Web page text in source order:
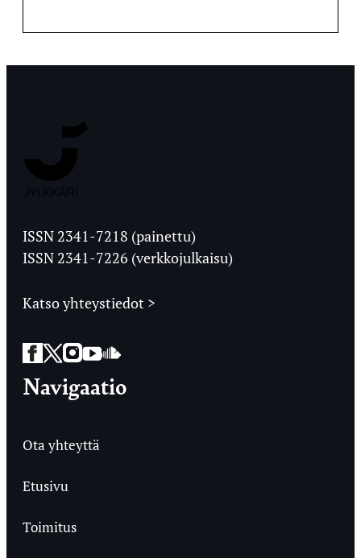
Ylioppilaslehti
ISSN 2341-7218 (painettu)
ISSN 2341-7226 (verkkojulkaisu)
Katso yhteystiedot >
Facebook
Twitter
Instagram
YouTube
SoundCloud
Navigaatio
Ota yhteyttä
Etusivu
Toimitus